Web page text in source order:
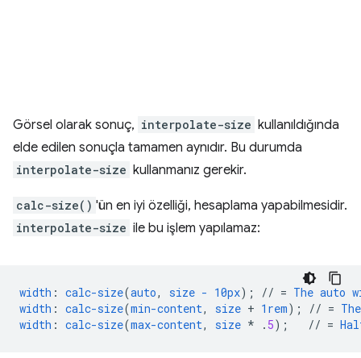
Görsel olarak sonuç, interpolate-size kullanıldığında
elde edilen sonuçla tamamen aynıdır. Bu durumda
interpolate-size kullanmanız gerekir.
calc-size() 'ün en iyi özelliği, hesaplama yapabilmesidir.
interpolate-size ile bu işlem yapılamaz:
width : calc-size(auto, size - 10px); // = The auto
width : calc-size(min-content, size + 1rem); // = The
width : calc-size(max-content, size * . 5); // =